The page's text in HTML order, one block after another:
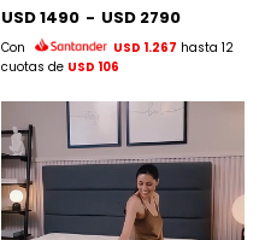
USD 1490 - USD 2790
Con USD 1.267 hasta 12
cuotas de USD 106